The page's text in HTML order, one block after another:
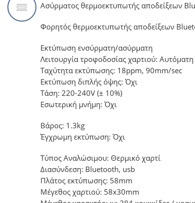
Ασύρματος θερμοεκτυπωτής αποδείξεων
Φορητός θερμoεκτυπωτής αποδείξεων
Εκτύπωση ενσύρματη/ασύρματη
Λειτουργία τροφοδοσίας χαρτιού: Αυτόματη
Ταχύτητα εκτύπωσης: 18ppm, 90mm/sec
Εκτύπωση διπλής όψης: Όχι
Τάση: 220-240V (± 10%)
Εσωτερική μνήμη: Όχι
Βάρος: 1.3kg
Έγχρωμη εκτύπωση: Όχι
Τύπος Αναλώσιμου: Θερμικό χαρτί
Διασύνδεση: Bluetooth, usb
Πλάτος εκτύπωσης: 58mm
Μέγεθος χαρτιού: 58x30mm